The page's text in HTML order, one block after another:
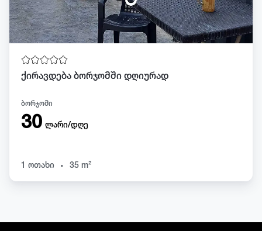
ქირავდება ბორჯომში დღიურად
ბორჯომი
30 ლარი/დღე
1 ოთახი . 35 m²